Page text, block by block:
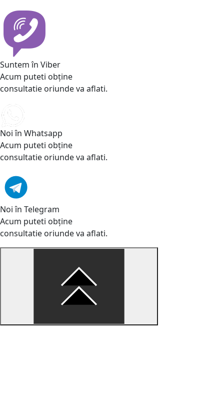
Suntem în Viber
Acum puteti obține
consultatie oriunde va aflati.
Noi în Whatsapp
Acum puteti obține
consultatie oriunde va aflati.
Noi în Telegram
Acum puteti obține
consultatie oriunde va aflati.